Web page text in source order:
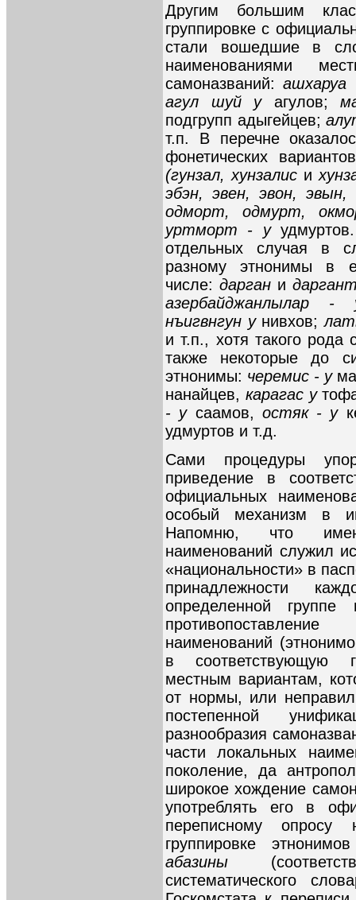
Другим большим
группировке с
стали вошедшие в
наименованиями
самоназваний:ашхаруа
агул шуй у агулов;
подгрупп адыгейцев;
т.п. В перечне
фонетических
(гунзал, хунзалис и
эбэн, эвен, эвон,
одморт, одмурт,
уртморт - у
отдельных случая в
разному этнонимы в
числе:дарган и
азербайджанлылар
нъигвнгун у нивхов;
и т.п., хотя такого
также некоторые до
этнонимы: черемис - у
нанайцев, карагас у
- у саамов, остяк - у
удмуртов и т.д.
Сами процедуры
приведение в
официальных
особый механизм в
Напомню, что
наименований служил
«национальности» в
принадлежности
определенной группе
наименований
в соответствующую
местным вариантам,
от нормы, или
постепенной
разнообразия
части локальных
поколение, да
широкое хождение
употреблять его в
переписному
группировке
абазины
систематического